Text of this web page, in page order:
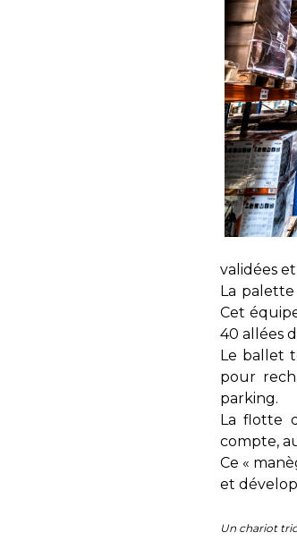
validées
La
Cet
40 allées
Le ballet
pour
parking.
La flotte
compte,
Ce «
et
Un chariot